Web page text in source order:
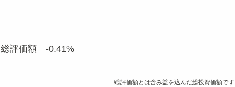
総評価額 -0.41%
総評価額とは含み益を込んだ総投資価額です